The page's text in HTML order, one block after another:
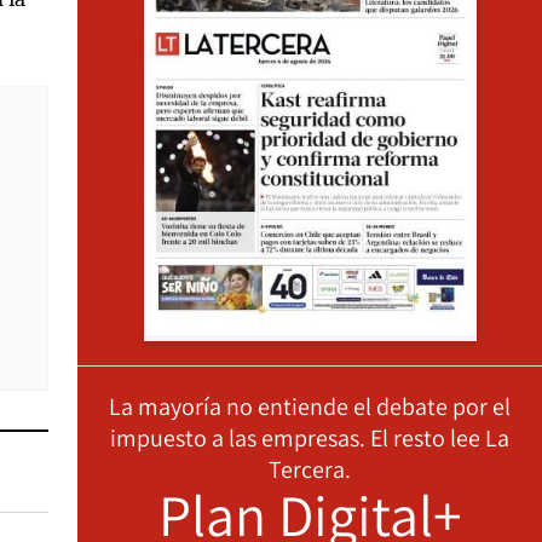
La mayoría no entiende el debate por el
impuesto a las empresas. El resto lee La
Tercera.
Plan Digital+